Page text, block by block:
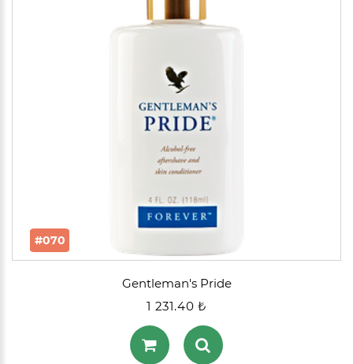
#070
Gentleman's Pride
1 231.40 ₺